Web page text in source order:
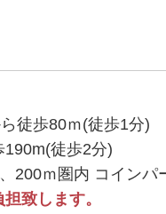
徒歩80ｍ(徒歩1分)
徒歩2分)
200ｍ圏内 コインパ
致します。